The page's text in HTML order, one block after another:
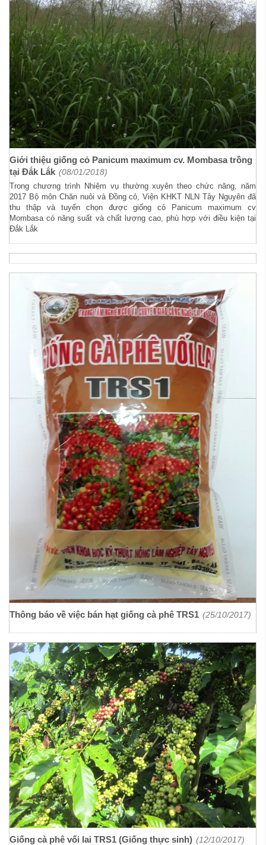
Giới thiệu giống cỏ Panicum maximum cv. Mombasa trồng
tại Đắk Lắk (08/01/2018)
Trong chương trình Nhiệm vụ thường xuyên theo chức năng, năm
2017 Bộ môn Chăn nuôi và Đồng cỏ, Viện KHKT NLN Tây Nguyên đã
thu thập và tuyển chọn được giống cỏ Panicum maximum cv
Mombasa có năng suất và chất lượng cao, phù hợp với điều kiện tại
Đắk Lắk
Thông báo về việc bán hạt giống cà phê TRS1 (25/10/2017)
Giống cà phê vối lai TRS1 (Giống thực sinh) (12/10/2017)